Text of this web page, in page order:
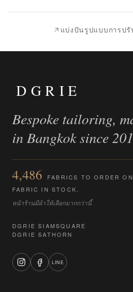
เปรียบ
แบ่งปันรูปแบบการป
DGRIE
Bespoke tailoring,
in Bangkok since
4,486
FABRICS TO ORDER
FABRIC IN STOCK.
หน้าร้านมีผ้าให้เลือกมากกว่านี้
DGRIE SIAMSQUARE
DGRIE SATHORN
LINE